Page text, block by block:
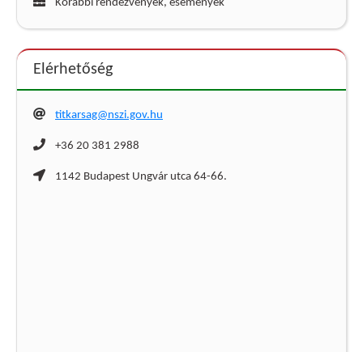
Korábbi rendezvények, események
Elérhetőség
titkarsag@nszi.gov.hu
+36 20 381 2988
1142 Budapest Ungvár utca 64-66.